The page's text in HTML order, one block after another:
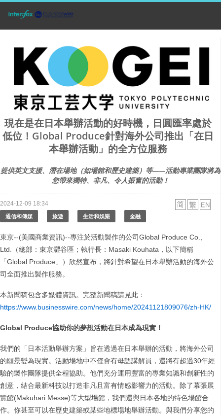
現在是在日本舉辦活動的好時機，日圓匯率處於
低位！Global Produce針對海外公司推出「在日
本舉辦活動」的全方位服務
提供英文支援、潛在場地（如場館和歷史建築）等——活動專業團隊將為
您帶來獨特、非凡、令人振奮的活動！
2024-12-09 18:34
通信和傳媒 旅遊 生活和娛樂 金融
東京--(美國商業資訊)--專注於活動製作的公司Global Produce Co.,
Ltd.（總部：東京澀谷區；執行長：Masaki Kouhata，以下簡稱
「Global Produce」）欣然宣布，將針對希望在日本舉辦活動的海外公
司全面推出製作服務。
本新聞稿包含多媒體資訊。完整新聞稿請見此：
https://www.businesswire.com/news/home/20241121809076/zh-HK/
Global Produce協助你的夢想活動在日本成為現實！
我們的「日本活動舉辦方案」旨在透過在日本舉辦的活動，將海外公司
的願景變為現實。活動場地中不僅會有母語講解員，還將有超過30年經
驗的製作團隊提供全程協助。他們充分運用豐富的專業知識和創新性的
創意，結合最新科技以打造非凡且富有情感影響力的活動。除了幕張展
覽館(Makuhari Messe)等大型場館，我們還與日本各地的特色場館合
作。你甚至可以在歷史建築或某些地標場地舉辦活動。與我們分享您的